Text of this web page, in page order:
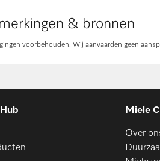
& bronnen
voorbehouden. Wij aanvaarden geen
Miele
Over